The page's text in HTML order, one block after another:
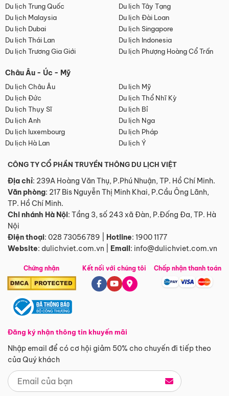
Du lịch Trung Quốc
Du lịch Tây Tạng
Du lịch Malaysia
Du lịch Đài Loan
Du lịch Dubai
Du lịch Singapore
Du lịch Thái Lan
Du lịch Indonesia
Du lịch Trương Gia Giới
Du lịch Phượng Hoàng Cổ Trấn
Châu Âu - Úc - Mỹ
Du lịch Châu Âu
Du lịch Mỹ
Du lịch Đức
Du lịch Thổ Nhĩ Kỳ
Du lịch Thụy Sĩ
Du lịch Bỉ
Du lịch Anh
Du lịch Nga
Du lịch luxembourg
Du lịch Pháp
Du lịch Hà Lan
Du lịch Ý
CÔNG TY CỔ PHẦN TRUYỀN THÔNG DU LỊCH VIỆT
Địa chỉ: 239A Hoàng Văn Thụ, P.Phú Nhuận, TP. Hồ Chí Minh.
Văn phòng: 217 Bis Nguyễn Thị Minh Khai, P.Cầu Ông Lãnh,
TP. Hồ Chí Minh.
Chi nhánh Hà Nội: Tầng 3, số 243 xã Đàn, P.Đống Đa, TP. Hà
Nội
Điện thoại: 028 73056789 Hotline: 1900 1177
Website: dulichviet.com.vn Email: info@dulichviet.com.vn
Chứng nhận
Đăng ký nhận thông tin khuyến mãi
Nhập email để có cơ hội giảm 50% cho chuyến đi tiếp theo
của Quý khách
Kết nối với chúng tôi Chấp nhận thanh toán